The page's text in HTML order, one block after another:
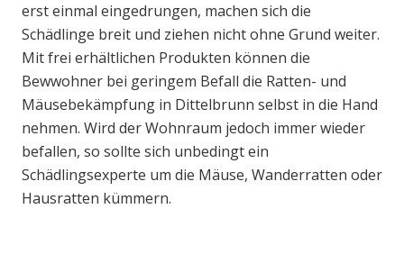
erst einmal eingedrungen, machen sich die
Schädlinge breit und ziehen nicht ohne Grund weiter.
Mit frei erhältlichen Produkten können die
Bewwohner bei geringem Befall die Ratten- und
Mäusebekämpfung in Dittelbrunn selbst in die Hand
nehmen. Wird der Wohnraum jedoch immer wieder
befallen, so sollte sich unbedingt ein
Schädlingsexperte um die Mäuse, Wanderratten oder
Hausratten kümmern.